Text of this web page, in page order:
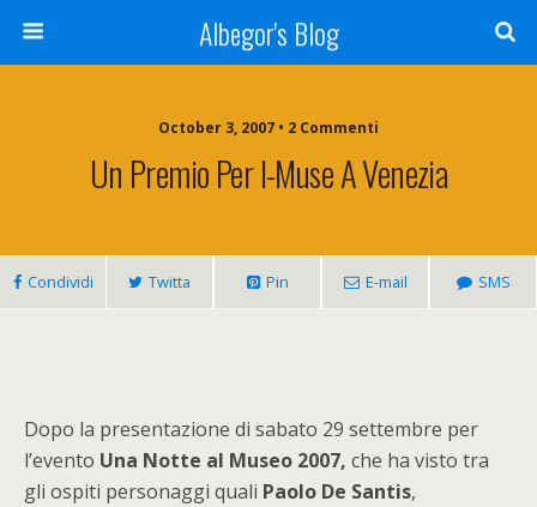
Albegor's Blog
October 3, 2007 • 2 Commenti
Un Premio Per I-Muse A Venezia
Condividi Twitta Pin E-mail SMS
Dopo la presentazione di sabato 29 settembre per
l’evento Una Notte al Museo 2007, che ha visto tra
gli ospiti personaggi quali Paolo De Santis,